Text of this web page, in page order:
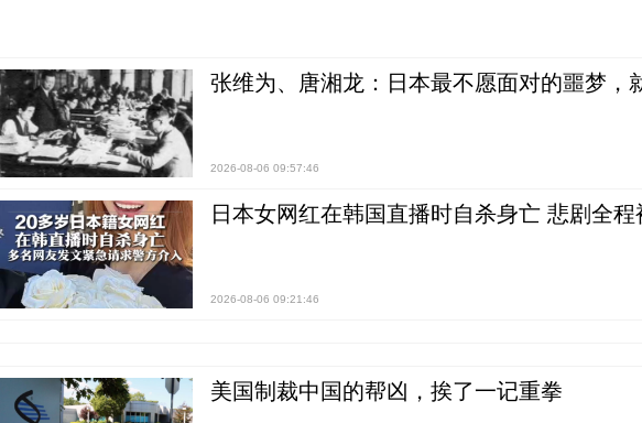
张维为、唐湘龙：日本最不愿面对的噩梦，
2026-08-06 09:57:46
日本女网红在韩国直播时自杀身亡 悲剧全程
2026-08-06 09:21:46
美国制裁中国的帮凶，挨了一记重拳